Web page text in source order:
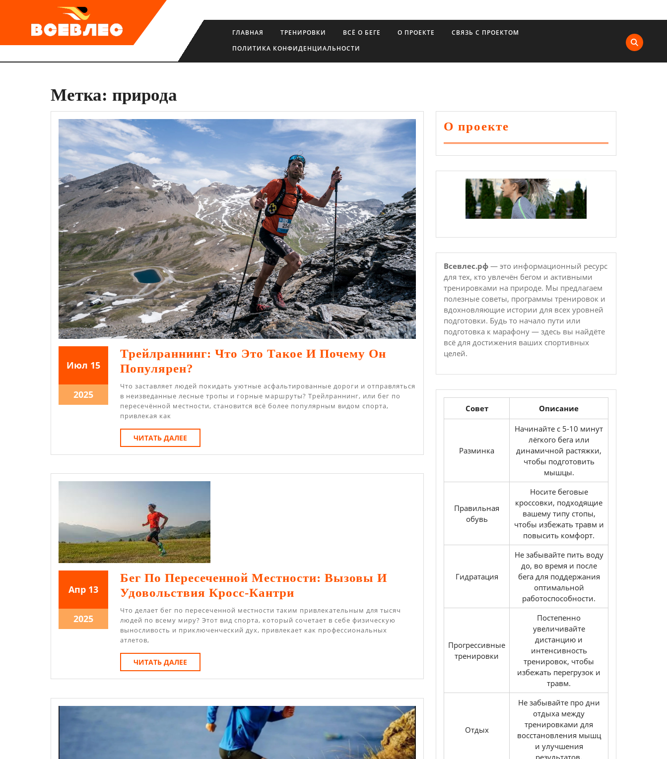
содержимому
ГЛАВНАЯ ТРЕНИРОВКИ ВСЁ О БЕГЕ О ПРОЕКТЕ
СВЯЗЬ С ПРОЕКТОМ
ПОЛИТИКА КОНФИДЕНЦИАЛЬНОСТИ
Метка: природа
Июл 15.07.2025
1515.07.2025
202515.07.2025
Трейлраннинг: Что Это Такое И Почему Он
Популярен?
Что
Это
Такое
И
Он
Популярен?
Что заставляет людей покидать уютные асфальтированные дороги и отправляться
в неизведанные лесные тропы и горные маршруты? Трейлраннинг, или бег по
пересечённой местности, становится всё более популярным видом спорта,
привлекая как
ЧИТАТЬ ДАЛЕЕ
ДАЛЕЕ
Апр13.04.2025
1313.04.2025
202513.04.2025
Бег По Пересеченной Местности: Вызовы И
Удовольствия Кросс-Кантри
По
Пересеченной
Местности:
Удовольствия
Кросс-
Кантри
Что делает бег по пересеченной местности таким привлекательным для тысяч
людей по всему миру? Этот вид спорта, который сочетает в себе физическую
выносливость и приключенческий дух, привлекает как профессиональных
атлетов,
ЧИТАТЬ ДАЛЕЕ
ДАЛЕЕ
О проекте
Всевлес.рф — это информационный ресурс
для тех, кто увлечён бегом и активными
тренировками на природе. Мы предлагаем
полезные советы, программы тренировок и
вдохновляющие истории для всех уровней
подготовки. Будь то начало пути или
подготовка к марафону — здесь вы найдёте
всё для достижения ваших спортивных
целей.
Совет Описание
Разминка
Начинайте с 5-10 минут
лёгкого бега или
динамичной растяжки,
чтобы подготовить
мышцы.
Правильная
обувь
Носите беговые
кроссовки, подходящие
вашему типу стопы,
чтобы избежать травм и
повысить комфорт.
Гидратация
Не забывайте пить воду
до, во время и после
бега для поддержания
оптимальной
работоспособности.
Прогрессивные
тренировки
Постепенно
увеличивайте
дистанцию и
интенсивность
тренировок, чтобы
избежать перегрузок и
травм.
Отдых
Не забывайте про дни
отдыха между
тренировками для
восстановления мышц
и улучшения